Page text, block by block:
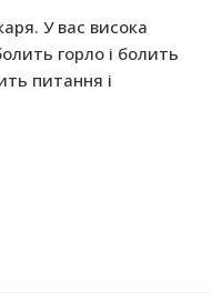
У вас висока
горло і болить
питання і